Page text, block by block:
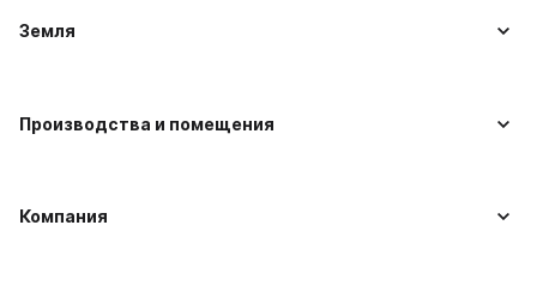
Земля
Производства и помещения
Компания